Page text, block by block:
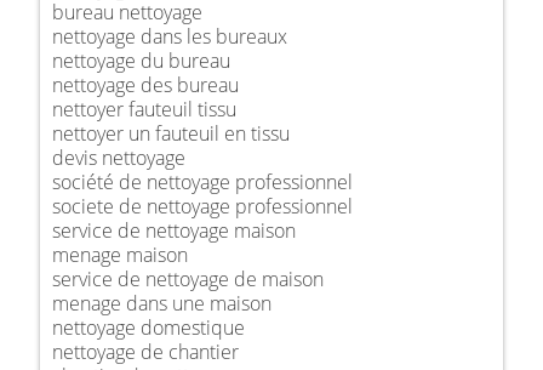
bureau nettoyage
nettoyage dans les bureaux
nettoyage du bureau
nettoyage des bureau
nettoyer fauteuil tissu
nettoyer un fauteuil en tissu
devis nettoyage
société de nettoyage professionnel
societe de nettoyage professionnel
service de nettoyage maison
menage maison
service de nettoyage de maison
menage dans une maison
nettoyage domestique
nettoyage de chantier